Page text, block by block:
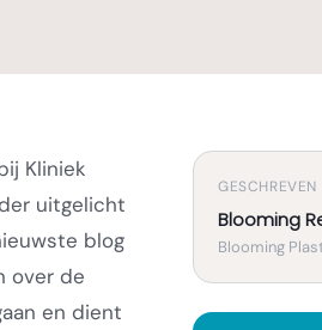
Kliniek
uitgelicht
blog
over de
en dient
GESCHREVEN
Blooming
Blooming